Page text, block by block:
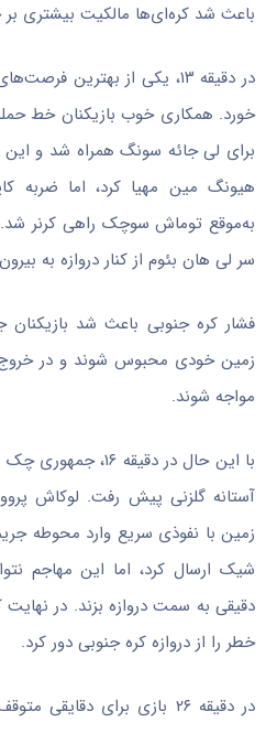
باعث شد کره‌ای‌ها مالکیت بیشتری بر
در دقیقه ۱۳، یکی از بهترین
خورد. همکاری خوب بازیکنان خط
برای لی جائه سونگ همراه شد و این
هیونگ مین مهیا کرد، اما ضربه
به‌موقع توماش سوچک راهی کرنر
سر لی هان بئوم از کنار دروازه به
فشار کره جنوبی باعث شد
زمین خودی محبوس شوند و در
مواجه شوند.
با این حال در
آستانه گلزنی پیش رفت. لوکاش
زمین با نفوذی سریع وارد محوطه
شیک ارسال کرد، اما این مهاجم
دقیقی به سمت دروازه بزند. در
خطر را از دروازه کره جنوبی دور کرد.
در دقیقه ۲۶ بازی برای